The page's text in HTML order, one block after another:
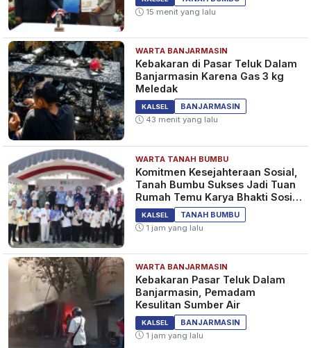
15 menit yang lalu
WARTA BANJARMASIN
Kebakaran di Pasar Teluk Dalam
Banjarmasin Karena Gas 3 kg
Meledak
KALSEL
BANJARMASIN
43 menit yang lalu
WARTA TANAH BUMBU
Komitmen Kesejahteraan Sosial,
Tanah Bumbu Sukses Jadi Tuan
Rumah Temu Karya Bhakti Sosial
PSM Ke-23
KALSEL
TANAH BUMBU
1 jam yang lalu
WARTA BANJARMASIN
Kebakaran Pasar Teluk Dalam
Banjarmasin, Pemadam
Kesulitan Sumber Air
KALSEL
BANJARMASIN
1 jam yang lalu